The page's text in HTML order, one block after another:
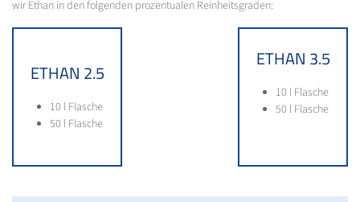
wir Ethan in den folgenden prozentualen Reinheitsgraden:
ETHAN 2.5
10 l Flasche
50 l Flasche
ETHAN 3.5
10 l Flasche
50 l Flasche